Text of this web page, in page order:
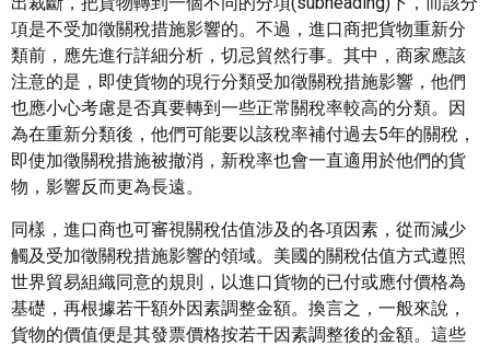
項是不受加徵關稅措施影響的。不過，進口商把貨物重新分
類前，應先進行詳細分析，切忌貿然行事。其中，商家應該
注意的是，即使貨物的現行分類受加徵關稅措施影響，他們
也應小心考慮是否真要轉到一些正常關稅率較高的分類。因
為在重新分類後，他們可能要以該稅率補付過去5年的關稅，
即使加徵關稅措施被撤消，新稅率也會一直適用於他們的貨
物，影響反而更為長遠。
同樣，進口商也可審視關稅估值涉及的各項因素，從而減少
觸及受加徵關稅措施影響的領域。美國的關稅估值方式遵照
世界貿易組織同意的規則，以進口貨物的已付或應付價格為
基礎，再根據若干額外因素調整金額。換言之，一般來說，
貨物的價值便是其發票價格按若干因素調整後的金額。這些